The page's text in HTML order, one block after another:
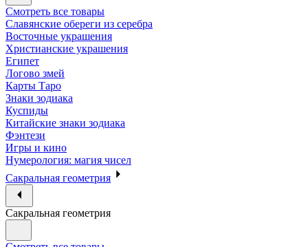
Смотреть все товары
Славянские обереги из серебра
Восточные украшения
Христианские украшения
Египет
Логово змей
Карты Таро
Знаки зодиака
Куспиды
Китайские знаки зодиака
Фэнтези
Игры и кино
Нумерология: магия чисел
Сакральная геометрия
Сакральная геометрия